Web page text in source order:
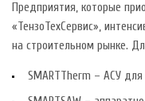
Предприятия, которые
«ТензоТехСервис»,
на строительном рынке.
SMARTTherm – АСУ